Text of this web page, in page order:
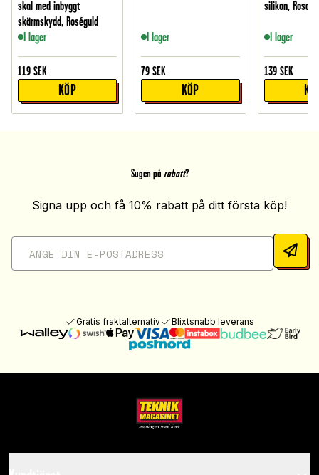
skal med inbyggt
skärmskydd, Roséguld
I lager
119 SEK
KÖP
I lager
79 SEK
KÖP
silikon, Rosa
I lager
139 SEK
Sugen på rabatt?
Signa upp och få 10% rabatt på ditt första köp!
Gratis fraktalternativ Blixtsnabb leverans